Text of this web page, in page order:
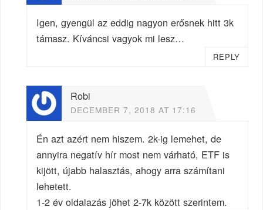
Igen, gyengül az eddig nagyon erősnek hitt 3k
támasz. Kíváncsi vagyok mi lesz…
REPLY
Robi
DECEMBER 7, 2018 AT 17:16
Én azt azért nem hiszem. 2k-ig lemehet, de
annyira negatív hír most nem várható, ETF is
kijött, újabb halasztás, ahogy arra számítani
lehetett.
1-2 év oldalazás jöhet 2-7k között szerintem.